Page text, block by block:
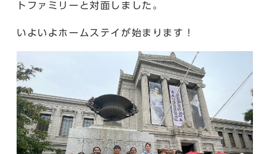
トファミリーと対面しました。
いよいよホームステイが始まります！